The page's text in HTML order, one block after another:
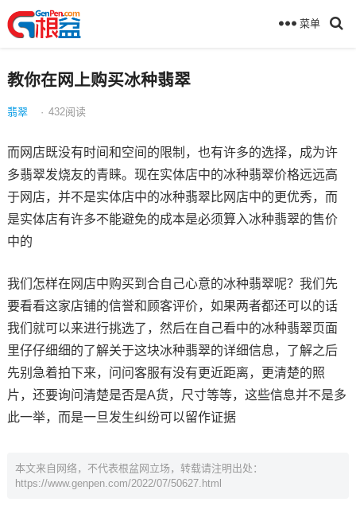
菜单
教你在网上购买冰种翡翠
翡翠 · 432阅读
而网店既没有时间和空间的限制，也有许多的选择，成为许
多翡翠发烧友的青睐。现在实体店中的冰种翡翠价格远远高
于网店，并不是实体店中的冰种翡翠比网店中的更优秀，而
是实体店有许多不能避免的成本是必须算入冰种翡翠的售价
中的
我们怎样在网店中购买到合自己心意的冰种翡翠呢？我们先
要看看这家店铺的信誉和顾客评价，如果两者都还可以的话
我们就可以来进行挑选了，然后在自己看中的冰种翡翠页面
里仔仔细细的了解关于这块冰种翡翠的详细信息，了解之后
先别急着拍下来，问问客服有没有更近距离，更清楚的照
片，还要询问清楚是否是A货，尺寸等等，这些信息并不是多
此一举，而是一旦发生纠纷可以留作证据
本文来自网络，不代表根盆网立场，转载请注明出处：
https://www.genpen.com/2022/07/50627.html